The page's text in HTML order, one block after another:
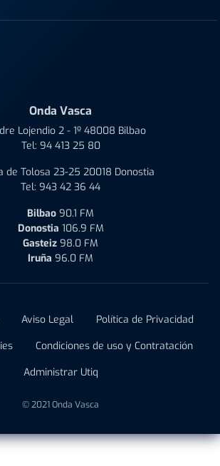
Onda Vasca
Lojendio 2 - 1º 48008 Bilbao
Tel: 94 413 25 80
de Tolosa 23-25 20018 Donostia
Tel: 943 42 36 44
Bilbao 90.1 FM
Donostia 106.9 FM
Gasteiz 98.0 FM
Iruña 96.0 FM
Aviso Legal
Política de Privacidad
Condiciones de uso y Contratación
Administrar Utiq
© 2021 Onda Vasca